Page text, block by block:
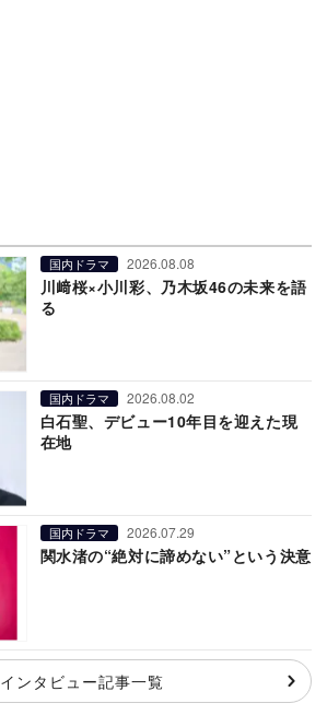
国内ドラマ 2026.08.08
川﨑桜×小川彩、乃木坂46の未来を語
る
国内ドラマ 2026.08.02
白石聖、デビュー10年目を迎えた現
在地
国内ドラマ 2026.07.29
関水渚の“絶対に諦めない”という決意
インタビュー記事一覧